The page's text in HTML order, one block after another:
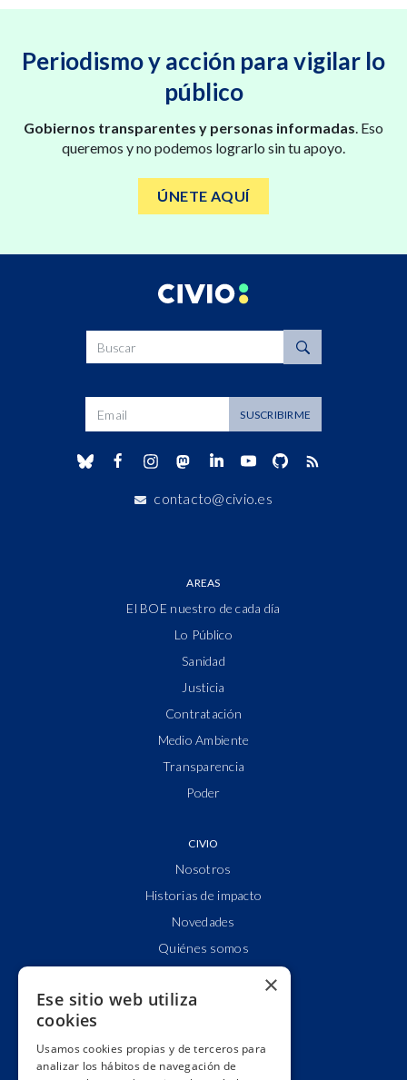
Periodismo y acción para vigilar lo
público
Gobiernos transparentes y personas informadas. Eso
queremos y no podemos lograrlo sin tu apoyo.
ÚNETE AQUÍ
SUSCRIBIRME
contacto@civio.es
AREAS
El BOE nuestro de cada día
Lo Público
Sanidad
Justicia
Contratación
Medio Ambiente
Transparencia
Poder
CIVIO
Nosotros
Historias de impacto
Novedades
Quiénes somos
Alianzas y redes
Impacto
×
Ese sitio web utiliza
cookies
Usamos cookies propias y de terceros para
analizar los hábitos de navegación de